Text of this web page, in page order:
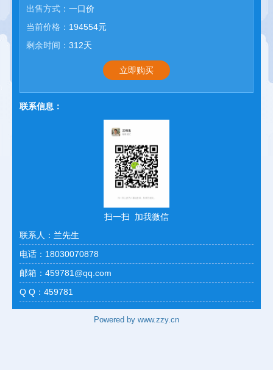
出售方式：一口价
当前价格： 194554元
剩余时间：312天
立即购买
联系信息：
扫一扫 加我微信
联系人：兰先生
电话：18030070878
邮箱：459781@qq.com
Q Q：459781
Powered by www.zzy.cn